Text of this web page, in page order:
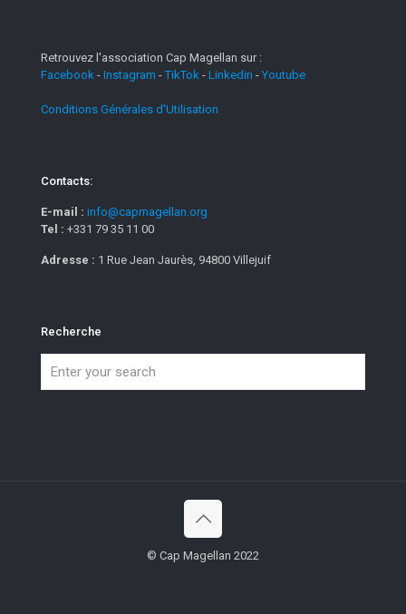
Retrouvez l'association Cap Magellan sur :
Facebook - Instagram -TikTok - Linkedin - Youtube
Conditions Générales d'Utilisation
Contacts:
E-mail : info@capmagellan.org
Tel : +331 79 35 11 00
Adresse : 1 Rue Jean Jaurès, 94800 Villejuif
Recherche
© Cap Magellan 2022